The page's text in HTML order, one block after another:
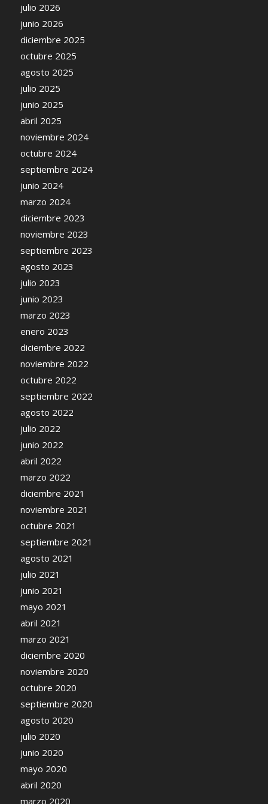
julio 2026
junio 2026
diciembre 2025
octubre 2025
agosto 2025
julio 2025
junio 2025
abril 2025
noviembre 2024
octubre 2024
septiembre 2024
junio 2024
marzo 2024
diciembre 2023
noviembre 2023
septiembre 2023
agosto 2023
julio 2023
junio 2023
marzo 2023
enero 2023
diciembre 2022
noviembre 2022
octubre 2022
septiembre 2022
agosto 2022
julio 2022
junio 2022
abril 2022
marzo 2022
diciembre 2021
noviembre 2021
octubre 2021
septiembre 2021
agosto 2021
julio 2021
junio 2021
mayo 2021
abril 2021
marzo 2021
diciembre 2020
noviembre 2020
octubre 2020
septiembre 2020
agosto 2020
julio 2020
junio 2020
mayo 2020
abril 2020
marzo 2020